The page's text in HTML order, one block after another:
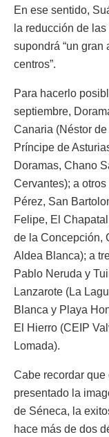
En ese sentido,
la reducción de
supondrá “un
centros”.
Para hacerlo
septiembre,
Canaria (Néstor
Príncipe de
Doramas, Chano
Cervantes); a
Pérez, San
Felipe, El
de la Concepción,
Aldea Blanca); a
Pablo Neruda y
Lanzarote (La
Blanca y Playa
El Hierro (CEIP
Lomada).
Cabe recordar que
presentado la
de Séneca, la
hace más de dos